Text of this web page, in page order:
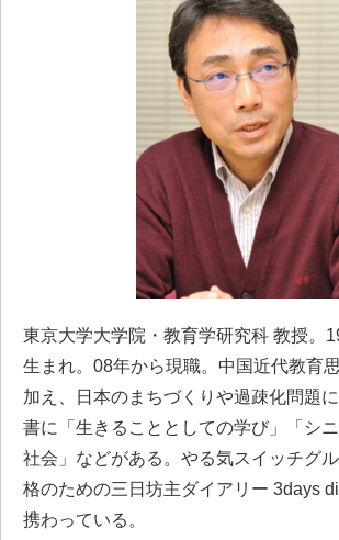
東京大学大学院・教育学研究科 教授。
生まれ。08年から現職。中国近代教育
加え、日本のまちづくりや過疎化問題
書に「生きることとしての学び」「シ
社会」などがある。やる気スイッチグ
格のための三日坊主ダイアリー 3days
携わっている。